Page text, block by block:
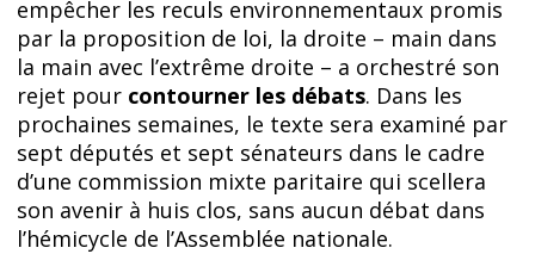
empêcher les reculs environnementaux promis
par la proposition de loi, la droite – main dans
la main avec l’extrême droite – a orchestré son
rejet pour contourner les débats. Dans les
prochaines semaines, le texte sera examiné par
sept députés et sept sénateurs dans le cadre
d’une commission mixte paritaire qui scellera
son avenir à huis clos, sans aucun débat dans
l’hémicycle de l’Assemblée nationale.